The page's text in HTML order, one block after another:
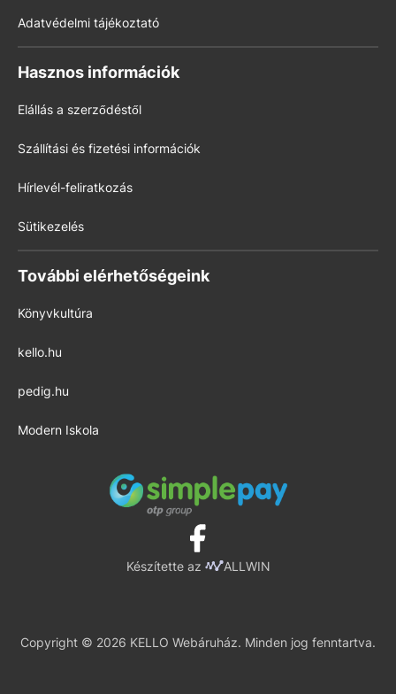
Adatvédelmi tájékoztató
Hasznos információk
Elállás a szerződéstől
Szállítási és fizetési információk
Hírlevél-feliratkozás
Sütikezelés
További elérhetőségeink
Könyvkultúra
kello.hu
pedig.hu
Modern Iskola
Készítette az ALLWIN
Copyright © 2026 KELLO Webáruház. Minden jog fenntartva.